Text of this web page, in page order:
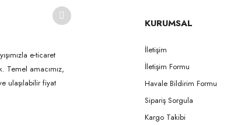
e-ticaret
Temel amacımız,
ulaşılabilir fiyat
KURUMSAL
İletişim
İletişim Formu
Havale Bildirim Formu
Sipariş Sorgula
Kargo Takibi